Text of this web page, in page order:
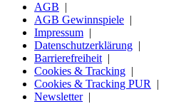
AGB
AGB Gewinnspiele
Impressum
Datenschutzerklärung
Barrierefreiheit
Cookies & Tracking
Cookies & Tracking PUR
Newsletter